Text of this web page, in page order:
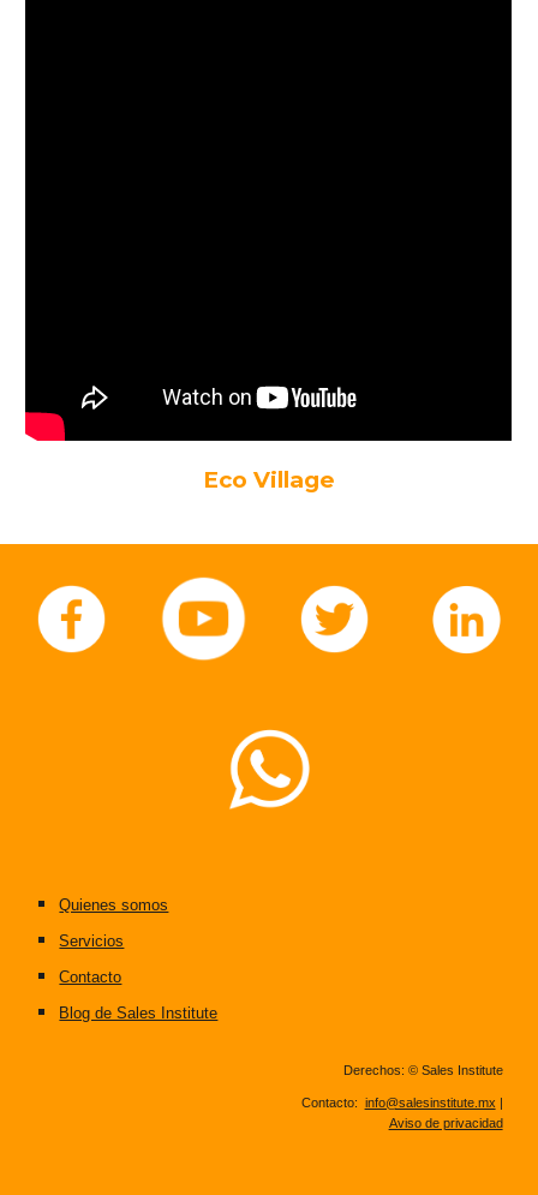
Eco Village
Quienes somos
Servicios
Contacto
Blog de Sales Institute
Derechos: © Sales Institute
Contacto: info@salesinstitute.mx
Aviso de privacidad